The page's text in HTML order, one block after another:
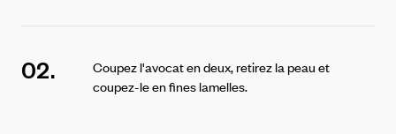
02.
Coupez l'avocat en deux, retirez la peau et
coupez-le en fines lamelles.